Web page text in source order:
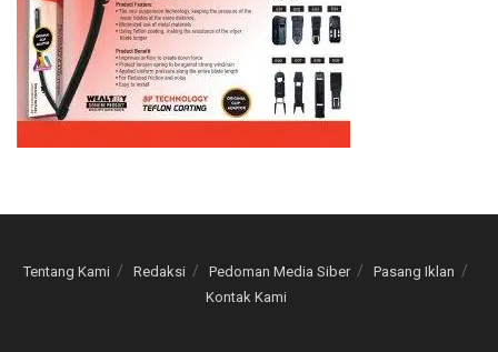
Tentang Kami Redaksi Pedoman Media Siber
Pasang Iklan
Kontak Kami